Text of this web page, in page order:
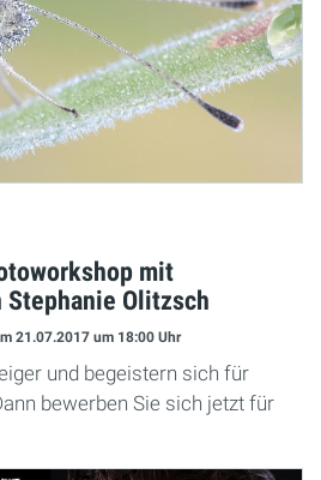
mit
Olitzsch
21.07.2017 um 18:00 Uhr
und begeistern sich für
bewerben Sie sich jetzt für